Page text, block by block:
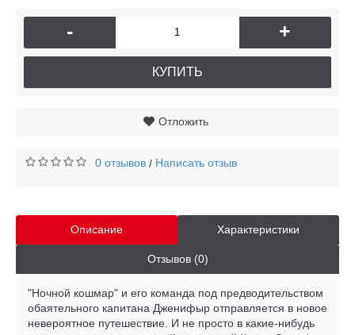
- +
КУПИТЬ
Отложить
0 отзывов / Написать отзыв
Описание Характеристики
Отзывов (0)
"Ночной кошмар" и его команда под предводительством
обаятельного капитана Дженифыр отправляется в новое
невероятное путешествие. И не просто в какие-нибудь